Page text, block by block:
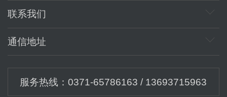
联系我们
商务邮箱：48106004@qq.com
通信地址
地址：河南省郑州市金水区英协路沈庄路交叉口传媒创
服务热线：0371-65786163 / 13693715963